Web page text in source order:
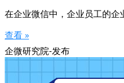
在企业微信中，企业员工的企
查看 »
企微研究院-发布